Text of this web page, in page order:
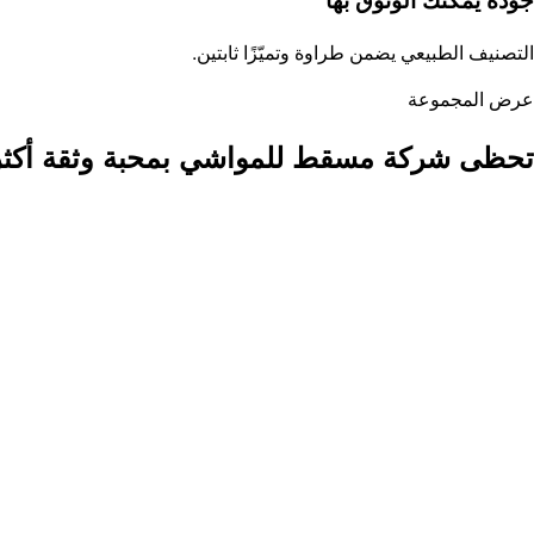
التصنيف الطبيعي يضمن طراوة وتميّزًا ثابتين.
عرض المجموعة
تحظى شركة مسقط للمواشي بمحبة وثقة أكثر من